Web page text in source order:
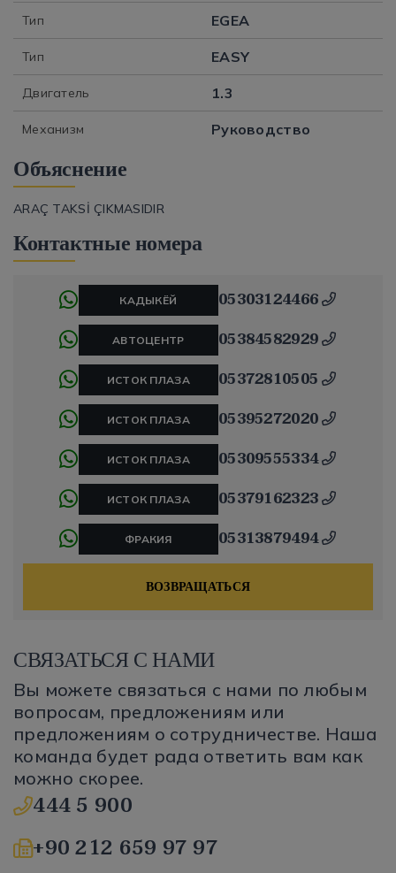
Тип EGEA
Тип EASY
Двигатель 1.3
Механизм Руководство
Объяснение
ARAÇ TAKSİ ÇIKMASIDIR
Контактные номера
КАДЫКЁЙ 05303124466
АВТОЦЕНТР 05384582929
ИСТОК ПЛАЗА 05372810505
ИСТОК ПЛАЗА 05395272020
ИСТОК ПЛАЗА 05309555334
ИСТОК ПЛАЗА 05379162323
ФРАКИЯ 05313879494
ВОЗВРАЩАТЬСЯ
СВЯЗАТЬСЯ С НАМИ
Вы можете связаться с нами по любым
вопросам, предложениям или
предложениям о сотрудничестве. Наша
команда будет рада ответить вам как
можно скорее.
444 5 900
+90 212 659 97 97